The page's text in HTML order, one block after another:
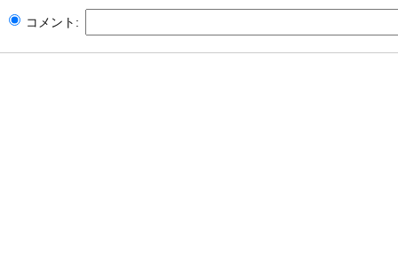
コメント: